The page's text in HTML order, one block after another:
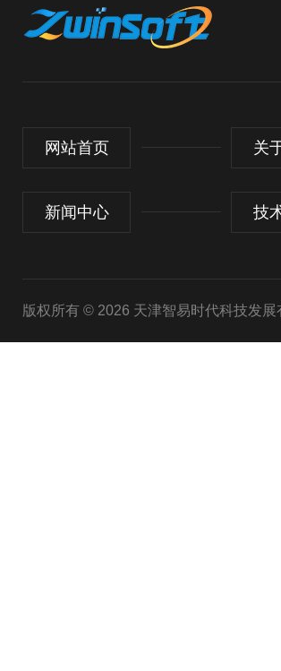
网站首页 关
新闻中心 技
版权所有 © 2026 天津智易时代科技发展